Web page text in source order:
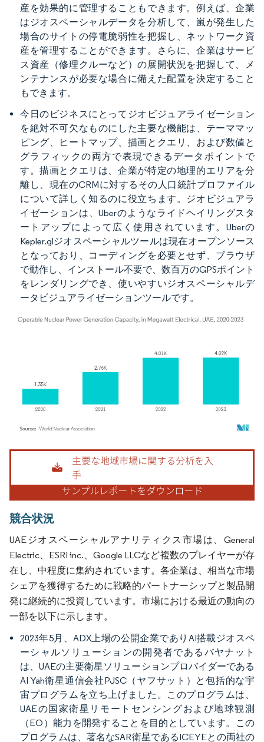
産を効果的に管理することもできます。例えば、企業
はジオスペーシャルデータを分析して、嵐が発生した
場合のサイトの停電脆弱性を把握し、ネットワーク資
産を管理することができます。さらに、企業はサービ
ス資産（修理クルーなど）の展開状況を把握して、メ
ンテナンスが必要な場合に備えた配置を決定すること
もできます。
今日のビジネスにとってジオビジュアライゼーション
を絶対不可欠なものにした主要な機能は、テーママッ
ピング、ヒートマップ、描画とクエリ、および数値と
グラフィックの両方で表現できるデータポイントで
す。描画とクエリは、企業が特定の地理的エリアを分
離し、現在のCRMに対するその人口統計プロファイル
について詳しく知るのに役立ちます。ジオビジュアラ
イゼーションは、Uberのようなライドヘイリングスタ
ートアップによって広く使用されています。Uberの
Kepler.glジオスペーシャルツールは現在オープンソース
となっており、コーディングを必要とせず、ブラウザ
で動作し、インストール不要で、数百万のGPSポイント
をレンダリングでき、使いやすいジオスペーシャルデ
ータビジュアライゼーションツールです。
画像 © Mordor Intelligence。再利用にはCC BY 4.0の表示が必要です。
競合状況
UAEジオスペーシャルアナリティクス市場は、General
Electric、ESRI inc.、Google LLCなど複数のプレイヤーが存
在し、中程度に集約されています。各企業は、相当な市場
シェアを獲得するために戦略的パートナーシップと製品開
発に継続的に投資しています。市場における最近の動向の
一部を以下に示します。
2023年5月、ADX上場の公開企業でありAI搭載ジオスペ
ーシャルソリューションの開発者であるバヤナット
は、UAEの主要衛星ソリューションプロバイダーである
AI Yah衛星通信会社PJSC（ヤフサット）と包括的な宇
宙プログラムを立ち上げました。このプログラムは、
UAEの国家衛星リモートセンシングおよび地球観測
（EO）能力を開発することを目的としています。この
プログラムは、著名なSAR衛星であるICEYEとの両社の